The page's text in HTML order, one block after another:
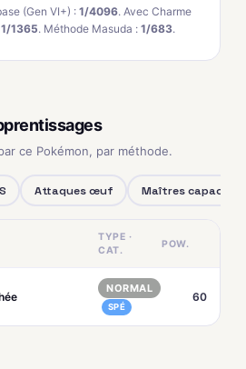
(Gen VI+) : 1/4096. Avec Charme
1/1365. Méthode Masuda : 1/683.
ce Pokémon, par méthode.
Attaques œuf Maîtres capacités
TYPE ·
CAT.
POW.
NORMAL
SPÉ
60